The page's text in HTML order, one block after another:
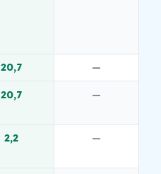
20,7 —
20,7 —
2,2 —